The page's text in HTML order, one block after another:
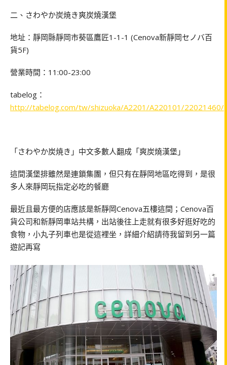
二、さわやか炭焼き爽炭燒漢堡
地址：靜岡縣靜岡市葵區鷹匠1-1-1 (Cenova新靜岡セノバ百
貨5F)
營業時間：11:00-23:00
tabelog：
http://tabelog.com/tw/shizuoka/A2201/A220101/22021460/
「さわやか炭焼き」中文多數人翻成「爽炭燒漢堡」
這間漢堡排雖然是連鎖集團，但只有在靜岡地區吃得到，是很
多人來靜岡玩指定必吃的餐廳
最近且最方便的店應該是新靜岡Cenova五樓這間；Cenova百
貨公司和新靜岡車站共構，出站後往上走就有很多好逛好吃的
食物，小丸子列車也是從這裡坐，詳細介紹請待我留到另一篇
遊記再寫